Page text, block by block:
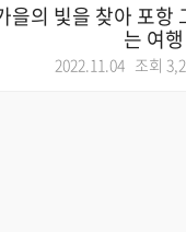
을의 빛을 찾아 포항
는 여행
2022.11.04 조회